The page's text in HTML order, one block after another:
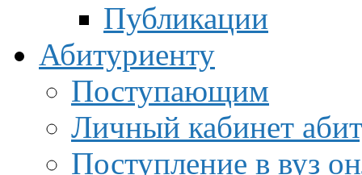
Публикации
Абитуриенту
Поступающим
Личный кабинет
Поступление в вуз